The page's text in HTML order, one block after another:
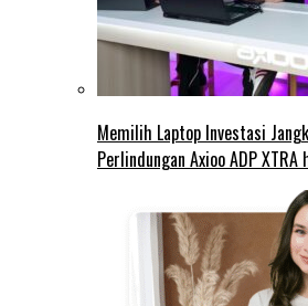
Memilih Laptop Investasi
Perlindungan Axioo ADP XTRA